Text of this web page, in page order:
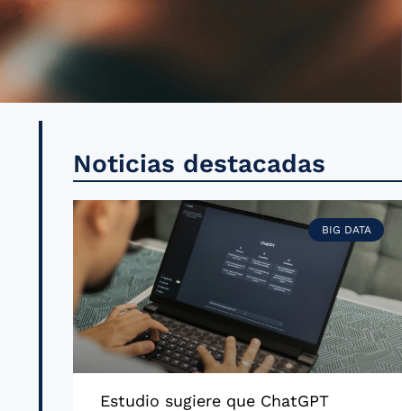
Noticias destacadas
BIG DATA
Estudio sugiere que ChatGPT